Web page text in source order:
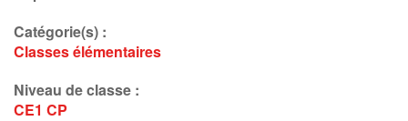
Catégorie(s) :
Classes élémentaires
Niveau de classe :
CE1 CP